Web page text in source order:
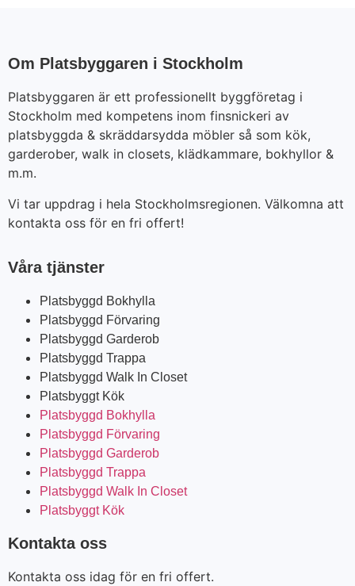
Om Platsbyggaren i Stockholm
Platsbyggaren är ett professionellt byggföretag i
Stockholm med kompetens inom finsnickeri av
platsbyggda & skräddarsydda möbler så som kök,
garderober, walk in closets, klädkammare, bokhyllor &
m.m.
Vi tar uppdrag i hela Stockholmsregionen. Välkomna att
kontakta oss för en fri offert!
Våra tjänster
Platsbyggd Bokhylla
Platsbyggd Förvaring
Platsbyggd Garderob
Platsbyggd Trappa
Platsbyggd Walk In Closet
Platsbyggt Kök
Platsbyggd Bokhylla
Platsbyggd Förvaring
Platsbyggd Garderob
Platsbyggd Trappa
Platsbyggd Walk In Closet
Platsbyggt Kök
Kontakta oss
Kontakta oss idag för en fri offert.